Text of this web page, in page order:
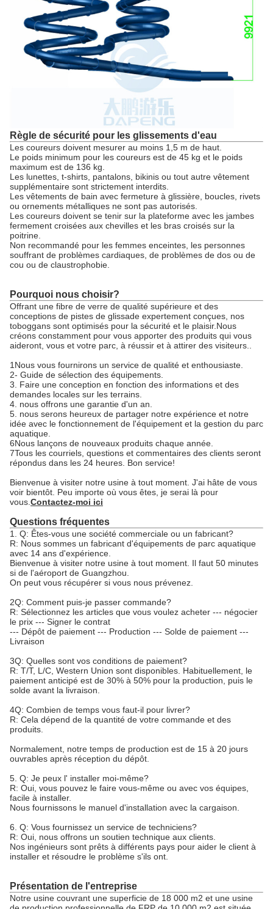
Règle de sécurité pour les glissements d'eau
Les coureurs doivent mesurer au moins 1,5 m de haut.
Le poids minimum pour les coureurs est de 45 kg et le poids
maximum est de 136 kg.
Les lunettes, t-shirts, pantalons, bikinis ou tout autre vêtement
supplémentaire sont strictement interdits.
Les vêtements de bain avec fermeture à glissière, boucles, rivets
ou ornements métalliques ne sont pas autorisés.
Les coureurs doivent se tenir sur la plateforme avec les jambes
fermement croisées aux chevilles et les bras croisés sur la
poitrine.
Non recommandé pour les femmes enceintes, les personnes
souffrant de problèmes cardiaques, de problèmes de dos ou de
cou ou de claustrophobie.
Pourquoi nous choisir?
Offrant une fibre de verre de qualité supérieure et des
conceptions de pistes de glissade expertement conçues, nos
toboggans sont optimisés pour la sécurité et le plaisir.Nous
créons constamment pour vous apporter des produits qui vous
aideront, vous et votre parc, à réussir et à attirer des visiteurs..
1Nous vous fournirons un service de qualité et enthousiaste.
2- Guide de sélection des équipements.
3. Faire une conception en fonction des informations et des
demandes locales sur les terrains.
4. nous offrons une garantie d'un an.
5. nous serons heureux de partager notre expérience et notre
idée avec le fonctionnement de l'équipement et la gestion du parc
aquatique.
6Nous lançons de nouveaux produits chaque année.
7Tous les courriels, questions et commentaires des clients seront
répondus dans les 24 heures. Bon service!
Bienvenue à visiter notre usine à tout moment. J'ai hâte de vous
voir bientôt. Peu importe où vous êtes, je serai là pour
vous. Contactez-moi ici
Questions fréquentes
1. Q: Êtes-vous une société commerciale ou un fabricant?
R: Nous sommes un fabricant d'équipements de parc aquatique
avec 14 ans d'expérience.
Bienvenue à visiter notre usine à tout moment. Il faut 50 minutes
si de l'aéroport de Guangzhou.
On peut vous récupérer si vous nous prévenez.
2Q: Comment puis-je passer commande?
R: Sélectionnez les articles que vous voulez acheter --- négocier
le prix --- Signer le contrat
--- Dépôt de paiement --- Production --- Solde de paiement ---
Livraison
3Q: Quelles sont vos conditions de paiement?
R: T/T, L/C, Western Union sont disponibles. Habituellement, le
paiement anticipé est de 30% à 50% pour la production, puis le
solde avant la livraison.
4Q: Combien de temps vous faut-il pour livrer?
R: Cela dépend de la quantité de votre commande et des
produits.
Normalement, notre temps de production est de 15 à 20 jours
ouvrables après réception du dépôt.
5. Q: Je peux l' installer moi-même?
R: Oui, vous pouvez le faire vous-même ou avec vos équipes,
facile à installer.
Nous fournissons le manuel d'installation avec la cargaison.
6. Q: Vous fournissez un service de techniciens?
R: Oui, nous offrons un soutien technique aux clients.
Nos ingénieurs sont prêts à différents pays pour aider le client à
installer et résoudre le problème s'ils ont.
Présentation de l'entreprise
Notre usine couvrant une superficie de 18 000 m2 et une usine